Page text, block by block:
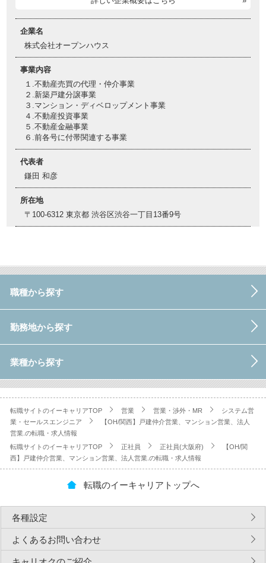
企業名
株式会社オープンハウス
事業内容
１.不動産売買の代理・仲介事業
２.新築戸建分譲事業
３.マンション・ディベロップメント事業
４.不動産投資事業
５.不動産金融事業
６.前各号に付帯関連する事業
代表者
鎌田 和彦
所在地
〒100-6312 東京都 渋谷区渋谷一丁目13番9号
職種から探す
勤務地から探す
業種から探す
転職サイトのイーキャリアTOP 営業 営業・渉外・MR
システム営
業・セールスエンジニア
【OH/関西】戸建仲介営業、マンション営業、法人
営業.の転職・求人情報
転職サイトのイーキャリアTOP
正社員 正社員(大阪府)
【OH/関
西】戸建仲介営業、マンション営業、法人営業.の転職・求人情報
転職のイーキャリアトップへ
各種設定
よくあるお問い合わせ